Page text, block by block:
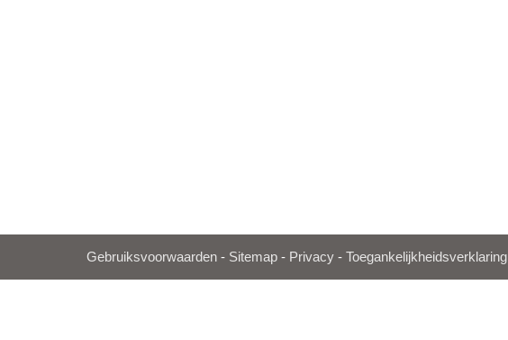
Gebruiksvoorwaarden - Sitemap - Privacy - Toegankelijkheidsverklaring